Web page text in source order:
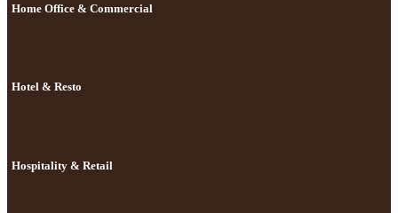
Home Office & Commercial
Hotel & Resto
Hospitality & Retail